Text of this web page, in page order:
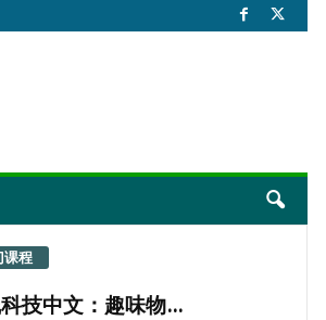
课程
技中文：趣味物...